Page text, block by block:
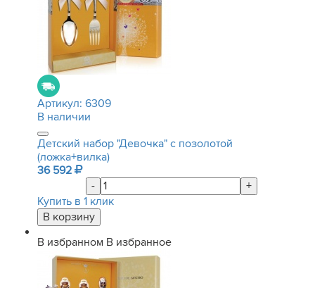
Артикул: 6309
В наличии
Детский набор "Девочка" с позолотой
(ложка+вилка)
36 592
-
+
Купить в 1 клик
В избранном В избранное